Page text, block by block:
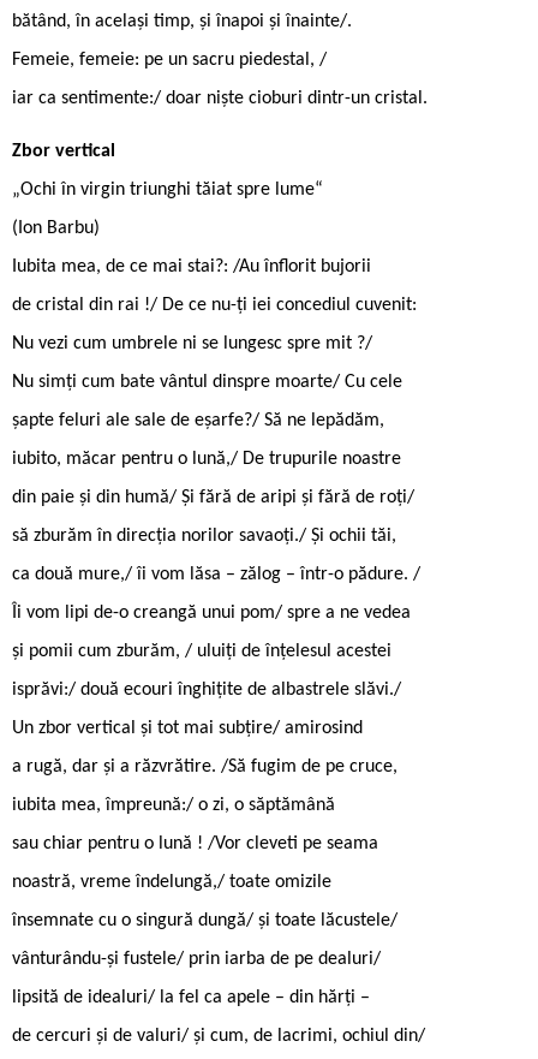
bătând, în același timp, și înapoi și înainte/.
Femeie, femeie: pe un sacru piedestal, /
iar ca sentimente:/ doar niște cioburi dintr-un cristal.
Zbor vertical
„Ochi în virgin triunghi tăiat spre lume“
(Ion Barbu)
Iubita mea, de ce mai stai?: /Au înflorit bujorii
de cristal din rai !/ De ce nu-ți iei concediul cuvenit:
Nu vezi cum umbrele ni se lungesc spre mit ?/
Nu simți cum bate vântul dinspre moarte/ Cu cele
șapte feluri ale sale de eșarfe?/ Să ne lepădăm,
iubito, măcar pentru o lună,/ De trupurile noastre
din paie și din humă/ Și fără de aripi și fără de roți/
să zburăm în direcția norilor savaoți./ Și ochii tăi,
ca două mure,/ îi vom lăsa – zălog – într-o pădure. /
Îi vom lipi de-o creangă unui pom/ spre a ne vedea
și pomii cum zburăm, / uluiți de înțelesul acestei
isprăvi:/ două ecouri înghițite de albastrele slăvi./
Un zbor vertical și tot mai subțire/ amirosind
a rugă, dar și a răzvrătire. /Să fugim de pe cruce,
iubita mea, împreună:/ o zi, o săptămână
sau chiar pentru o lună ! /Vor cleveti pe seama
noastră, vreme îndelungă,/ toate omizile
însemnate cu o singură dungă/ și toate lăcustele/
vânturându-și fustele/ prin iarba de pe dealuri/
lipsită de idealuri/ la fel ca apele – din hărți –
de cercuri și de valuri/ și cum, de lacrimi, ochiul din/